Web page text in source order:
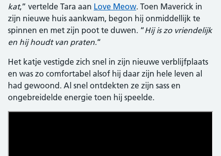
kat,” vertelde Tara aan Love Meow. Toen Maverick in
zijn nieuwe huis aankwam, begon hij onmiddellijk te
spinnen en met zijn poot te duwen. “Hij is zo vriendelijk
en hij houdt van praten.“
Het katje vestigde zich snel in zijn nieuwe verblijfplaats
en was zo comfortabel alsof hij daar zijn hele leven al
had gewoond. Al snel ontdekten ze zijn sass en
ongebreidelde energie toen hij speelde.